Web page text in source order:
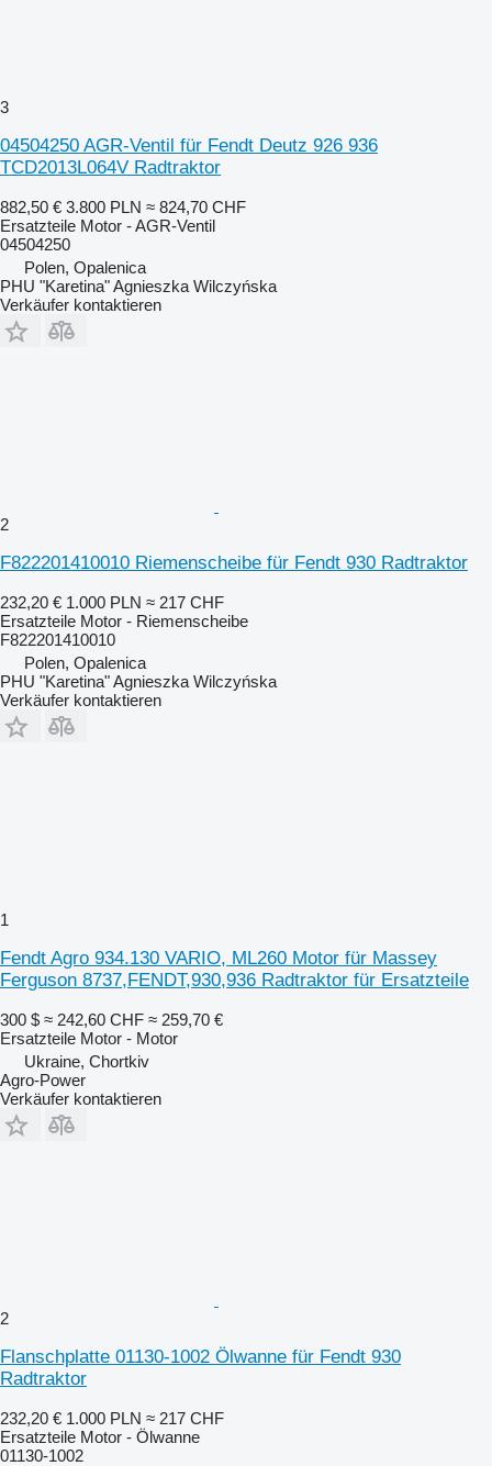
3
04504250 AGR-Ventil für Fendt Deutz 926 936
TCD2013L064V Radtraktor
882,50 € 3.800 PLN ≈ 824,70 CHF
Ersatzteile Motor - AGR-Ventil
04504250
Polen, Opalenica
PHU "Karetina" Agnieszka Wilczyńska
Verkäufer kontaktieren
2
F822201410010 Riemenscheibe für Fendt 930 Radtraktor
232,20 € 1.000 PLN ≈ 217 CHF
Ersatzteile Motor - Riemenscheibe
F822201410010
Polen, Opalenica
PHU "Karetina" Agnieszka Wilczyńska
Verkäufer kontaktieren
1
Fendt Agro 934.130 VARIO, ML260 Motor für Massey
Ferguson 8737,FENDT,930,936 Radtraktor für Ersatzteile
300 $ ≈ 242,60 CHF ≈ 259,70 €
Ersatzteile Motor - Motor
Ukraine, Chortkiv
Agro-Power
Verkäufer kontaktieren
2
Flanschplatte 01130-1002 Ölwanne für Fendt 930
Radtraktor
232,20 € 1.000 PLN ≈ 217 CHF
Ersatzteile Motor - Ölwanne
01130-1002